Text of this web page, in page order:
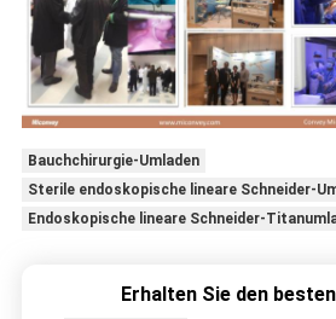
Bauchchirurgie-Umladen
Sterile endoskopische lineare Schneider-
Endoskopische lineare Schneider-
Erhalten Sie den